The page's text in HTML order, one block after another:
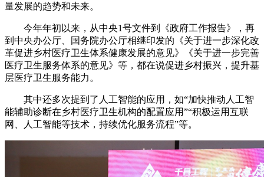
量发展的趋势和未来。
今年年初以来，从中央1号文件到《政府工作报告》，再
到中央办公厅、国务院办公厅相继印发的《关于进一步深化改
革促进乡村医疗卫生体系健康发展的意见》《关于进一步完善
医疗卫生服务体系的意见》等，都在说促进乡村振兴，提升基
层医疗卫生服务能力。
其中还多次提到了人工智能的应用，如“加快推动人工智
能辅助诊断在乡村医疗卫生机构的配置应用”“积极运用互联
网、人工智能等技术，持续优化服务流程”等。